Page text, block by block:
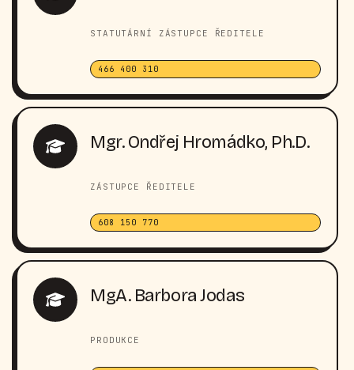
STATUTÁRNÍ ZÁSTUPCE ŘEDITELE
466 400 310
Mgr. Ondřej Hromádko, Ph.D.
ZÁSTUPCE ŘEDITELE
608 150 770
MgA. Barbora Jodas
PRODUKCE